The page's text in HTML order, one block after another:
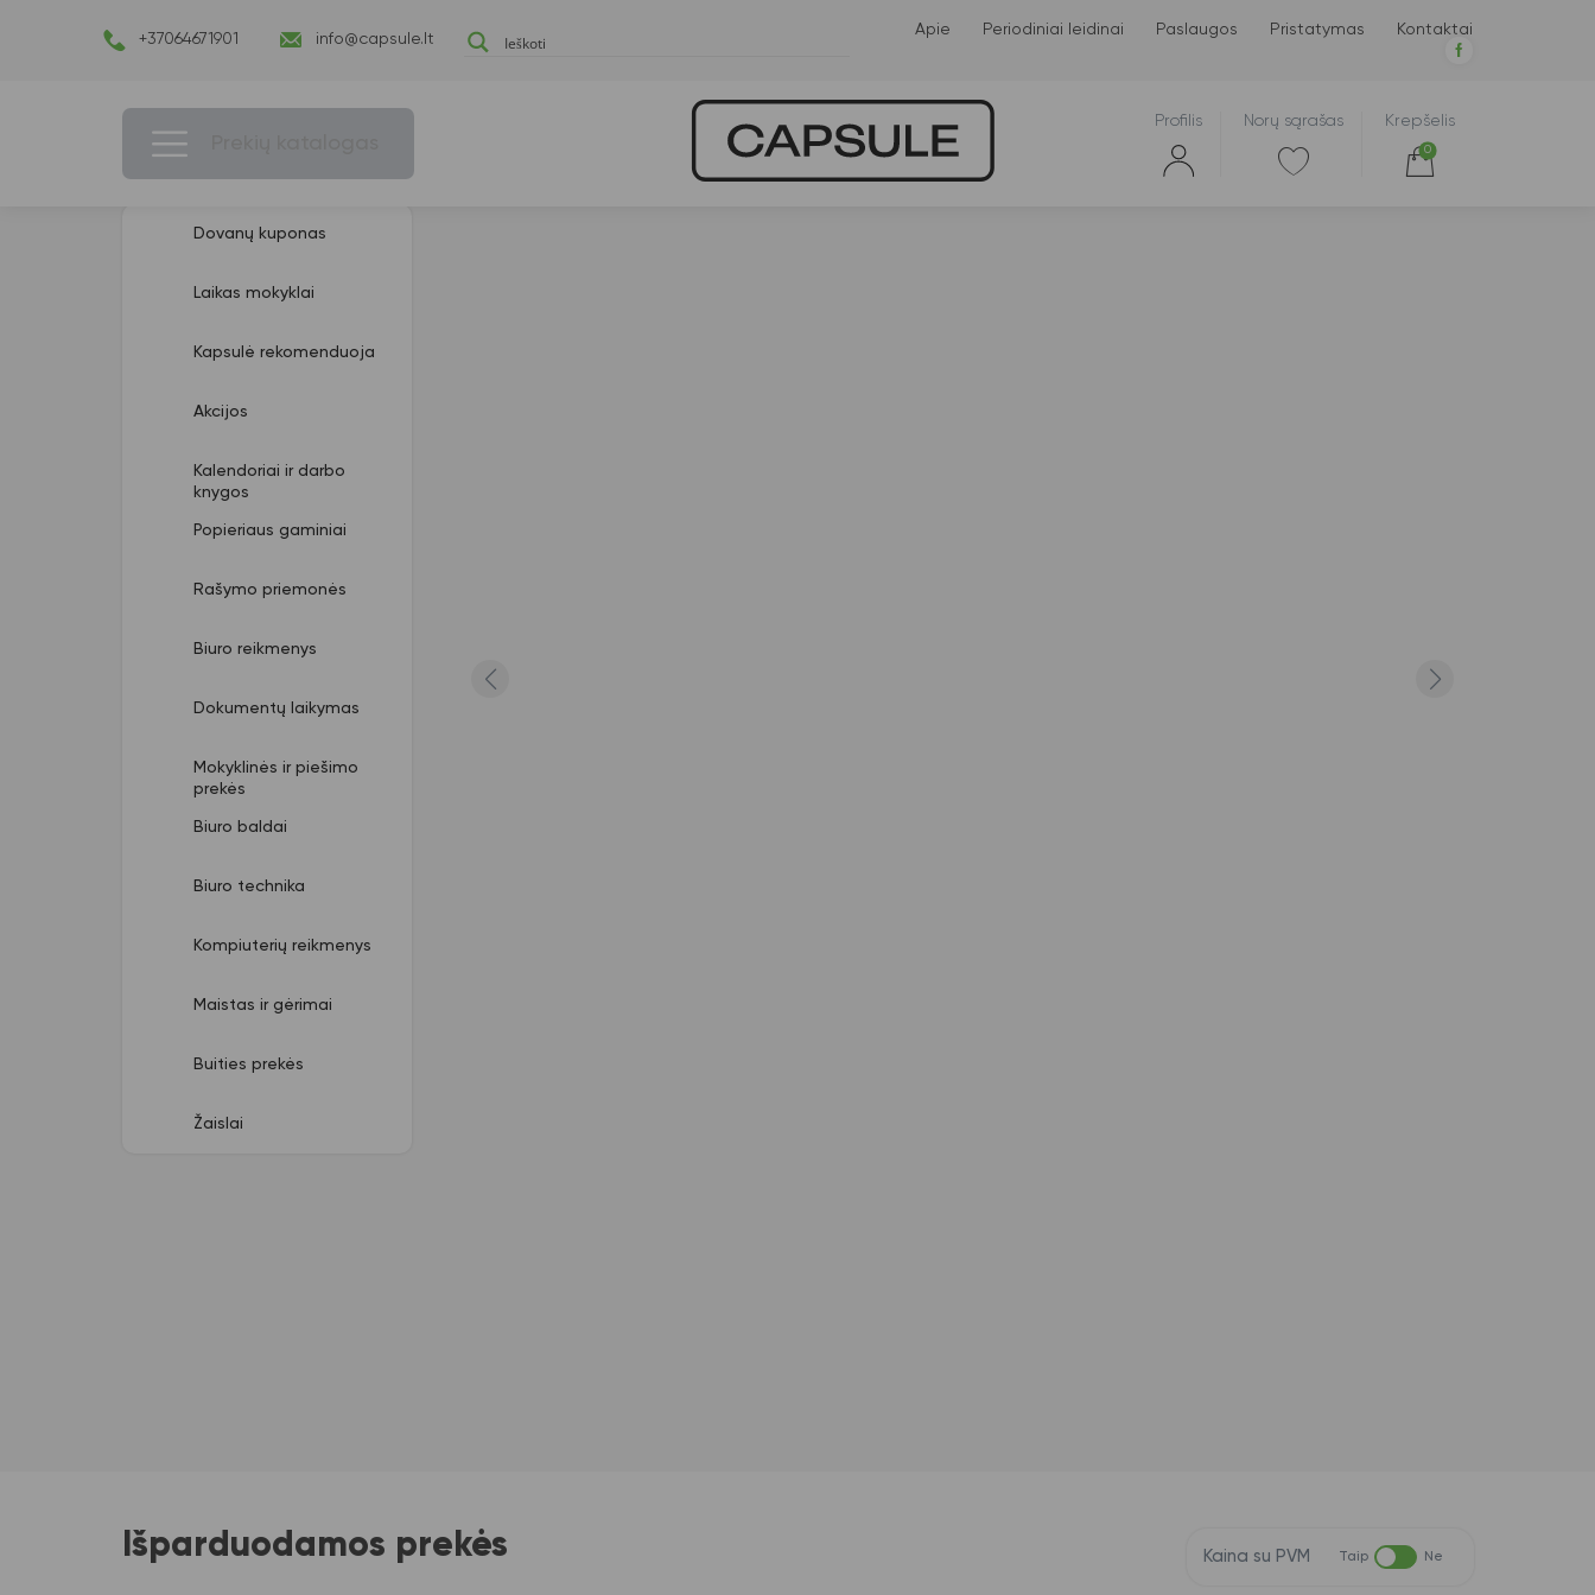
+37064671901 info@capsule.lt
Apie Periodiniai leidinai Paslaugos Pristatymas Kontaktai
Profilis Norų sąrašas Krepšelis
0
Dovanų kuponas
Laikas mokyklai
Kapsulė rekomenduoja
Akcijos
Kalendoriai ir darbo
knygos
Popieriaus gaminiai
Rašymo priemonės
Biuro reikmenys
Dokumentų laikymas
Mokyklinės ir piešimo
prekės
Biuro baldai
Biuro technika
Kompiuterių reikmenys
Maistas ir gėrimai
Buities prekės
Žaislai
Išparduodamos prekės Kaina su PVM Taip Ne